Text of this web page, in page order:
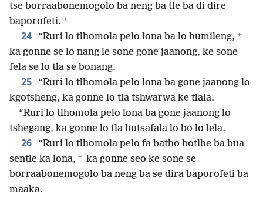
tse borraabonemogolo ba neng ba tle ba di dire
baporofeti. +
24 “Ruri lo tlhomola pelo lona ba lo humileng, +
ka gonne se lo nang le sone gone jaanong, ke sone
fela se lo tla se bonang. +
25
“Ruri lo tlhomola pelo lona ba gone jaanong lo
kgotsheng, ka gonne lo tla tshwarwa ke tlala.
“Ruri lo tlhomola pelo lona ba gone jaanong lo
tshegang, ka gonne lo tla hutsafala lo bo lo lela. +
26
“Ruri lo tlhomola pelo fa batho botlhe ba bua
sentle ka lona, + ka gonne seo ke sone se
borraabonemogolo ba neng ba se dira baporofeti ba
maaka.